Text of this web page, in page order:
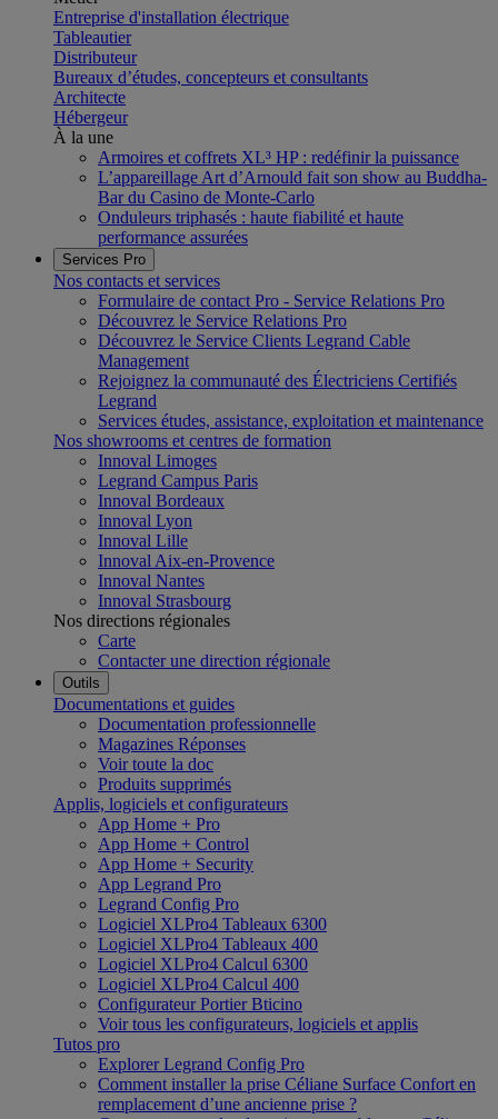
Entreprise d'installation électrique
Tableautier
Distributeur
Bureaux d’études, concepteurs et consultants
Architecte
Hébergeur
À la une
Armoires et coffrets XL³ HP : redéfinir la puissance
L’appareillage Art d’Arnould fait son show au Buddha-
Bar du Casino de Monte-Carlo
Onduleurs triphasés : haute fiabilité et haute
performance assurées
Services Pro
Nos contacts et services
Formulaire de contact Pro - Service Relations Pro
Découvrez le Service Relations Pro
Découvrez le Service Clients Legrand Cable
Management
Rejoignez la communauté des Électriciens Certifiés
Legrand
Services études, assistance, exploitation et maintenance
Nos showrooms et centres de formation
Innoval Limoges
Legrand Campus Paris
Innoval Bordeaux
Innoval Lyon
Innoval Lille
Innoval Aix-en-Provence
Innoval Nantes
Innoval Strasbourg
Nos directions régionales
Carte
Contacter une direction régionale
Outils
Documentations et guides
Documentation professionnelle
Magazines Réponses
Voir toute la doc
Produits supprimés
Applis, logiciels et configurateurs
App Home + Pro
App Home + Control
App Home + Security
App Legrand Pro
Legrand Config Pro
Logiciel XLPro4 Tableaux 6300
Logiciel XLPro4 Tableaux 400
Logiciel XLPro4 Calcul 6300
Logiciel XLPro4 Calcul 400
Configurateur Portier Bticino
Voir tous les configurateurs, logiciels et applis
Tutos pro
Explorer Legrand Config Pro
Comment installer la prise Céliane Surface Confort en
remplacement d’une ancienne prise ?